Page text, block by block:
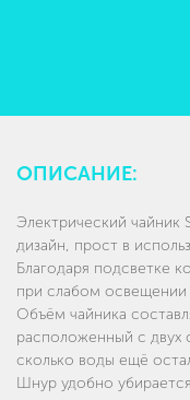
ОПИСАНИЕ:
Электрический чайник
дизайн, прост в
Благодаря подсветке
при слабом освещении
Объём чайника
расположенный с двух
сколько воды ещё
Шнур удобно